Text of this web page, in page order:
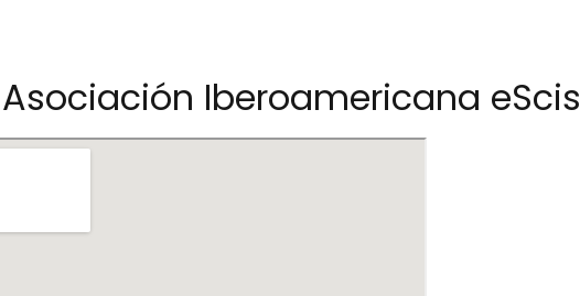
Iberoamericana eScis